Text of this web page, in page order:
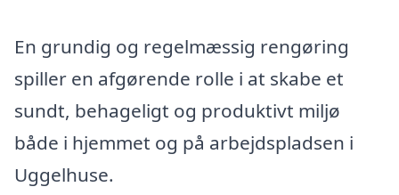
En grundig og regelmæssig rengøring
spiller en afgørende rolle i at skabe et
sundt, behageligt og produktivt miljø
både i hjemmet og på arbejdspladsen i
Uggelhuse.